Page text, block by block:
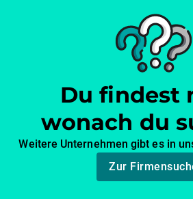
Du findest
wonach du
Weitere Unternehmen gibt es in
Zur